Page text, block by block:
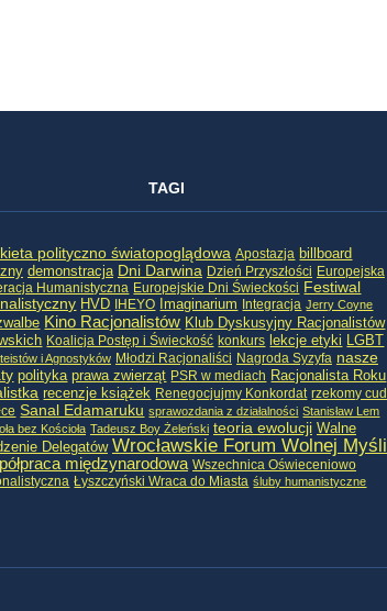
TAGI
polityczno światopoglądowa Apostazja billboard
demonstracja Dni Darwina Dzień Przyszłości Europejska
Humanistyczna Europejskie Dni Świeckości Festiwal
HVD IHEYO Imaginarium Integracja Jerry Coyne
Kino Racjonalistów Klub Dyskusyjny Racjonalistów
Koalicja Postęp i Świeckość konkurs lekcje etyki LGBT
i Agnostyków Młodzi Racjonaliści Nagroda Syzyfa nasze
polityka prawa zwierząt PSR w mediach Racjonalista Roku
recenzje książek Renegocjujmy Konkordat rzekomy cud
Sanal Edamaruku sprawozdania z działalności Stanisław Lem
bez Kościoła Tadeusz Boy Żeleński teoria ewolucji Walne
Delegatów Wrocławskie Forum Wolnej Myśli
międzynarodowa Wszechnica Oświeceniowo
Łyszczyński Wraca do Miasta śluby humanistyczne